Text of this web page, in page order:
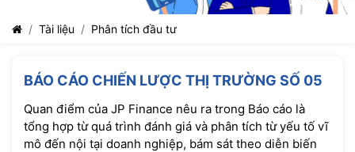
Tài liệu Phân tích đầu tư
BÁO CÁO CHIẾN LƯỢC THỊ TRƯỜNG SỐ 05
Quan điểm của JP Finance nêu ra trong Báo cáo là
tổng hợp từ quá trình đánh giá và phân tích từ yếu tố vĩ
mô đến nội tại doanh nghiệp, bám sát theo diễn biến